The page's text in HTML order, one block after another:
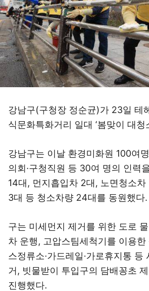
강남구(구청장 정순균)가 23일 테
식문화특화거리 일대 ‘봄맞이 대청
강남구는 이날 환경미화원 100여
의회·구청직원 등 30여 명의 인력
14대, 먼지흡입차 2대, 노면청소
3대 등 청소차량 24대를 동원했다.
구는 미세먼지 제거를 위한 도로
차 운행, 고압스팀세척기를 이용한
스정류소·가드레일·가로휴지통 등
거, 빗물받이 투입구의 담배꽁초
진행했다.